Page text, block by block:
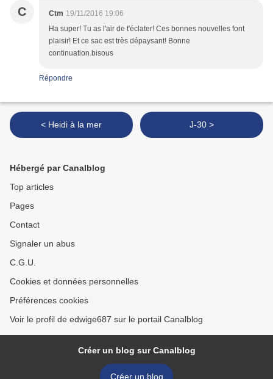
C Ctm 19/11/2016 19:06
Ha super! Tu as l'air de t'éclater! Ces bonnes nouvelles font
plaisir! Et ce sac est très dépaysant! Bonne
continuation.bisous
Répondre
< Heidi à la mer J-30 >
Hébergé par Canalblog
Top articles
Pages
Contact
Signaler un abus
C.G.U.
Cookies et données personnelles
Préférences cookies
Voir le profil de edwige687 sur le portail Canalblog
Créer un blog sur Canalblog
Créer un blog